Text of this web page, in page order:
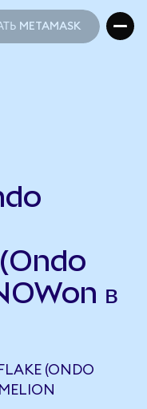
METAMASK
в
(ONDO